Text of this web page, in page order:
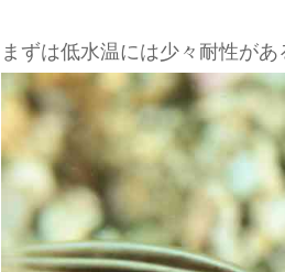
まずは低水温には少々耐性があ